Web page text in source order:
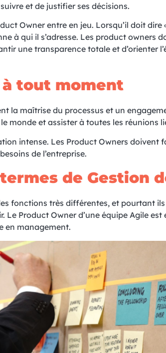
et de justifier ses décisions.
Owner entre en jeu. Lorsqu’il doit dire
à qui il s’adresse. Les product owners
une transparence totale et d’orienter
tout moment
la maîtrise du processus et un
monde et assister à toutes les réunions
intense. Les Product Owners doivent
de l’entreprise.
de Gestion
fonctions très différentes, et pourtant
Le Product Owner d’une équipe Agile
en management.